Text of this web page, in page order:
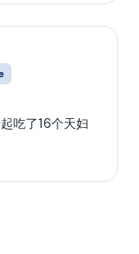
吃了16个天妇